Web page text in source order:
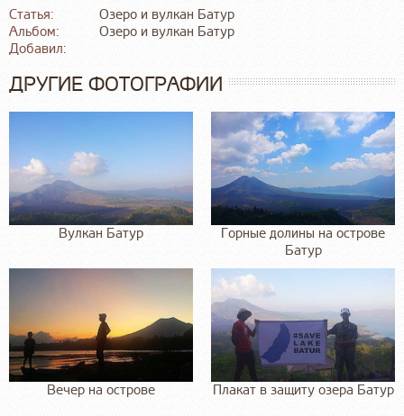
Статья:
Озеро и вулкан Батур
Альбом:
Озеро и вулкан Батур
Добавил:
ДРУГИЕ ФОТОГРАФИИ
Вулкан Батур
Горные долины на острове
Батур
Вечер на острове Плакат в защиту озера Батур